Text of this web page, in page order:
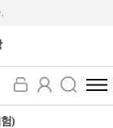
전
체
)